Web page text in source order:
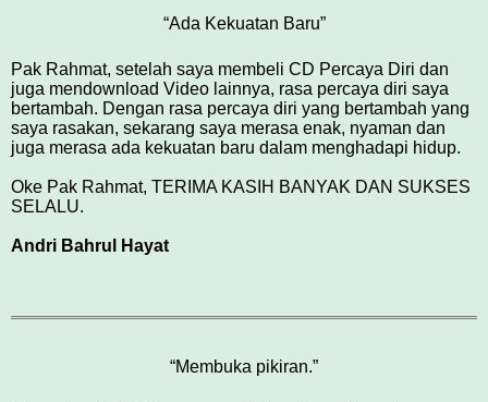
“Ada Kekuatan Baru”
Pak Rahmat, setelah saya membeli CD Percaya Diri dan
juga mendownload Video lainnya, rasa percaya diri saya
bertambah. Dengan rasa percaya diri yang bertambah yang
saya rasakan, sekarang saya merasa enak, nyaman dan
juga merasa ada kekuatan baru dalam menghadapi hidup.
Oke Pak Rahmat, TERIMA KASIH BANYAK DAN SUKSES
SELALU.
Andri Bahrul Hayat
“Membuka pikiran.”